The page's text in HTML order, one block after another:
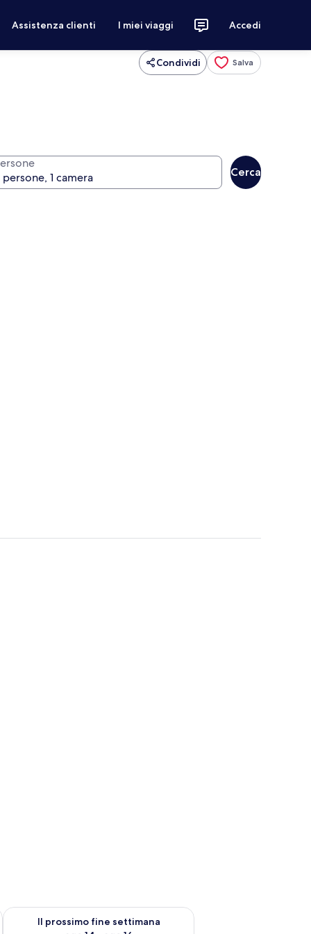
Assistenza clienti I miei viaggi Accedi
Condividi Salva
Cerca
ago 7 - ago 9
Il prossimo fine settimana
Verifica la disponibilità per il prossimo fine settimana, ago 14